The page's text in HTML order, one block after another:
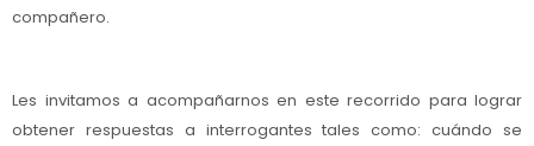
compañero.
Les invitamos a acompañarnos en este recorrido para lograr
obtener respuestas a interrogantes tales como: cuándo se